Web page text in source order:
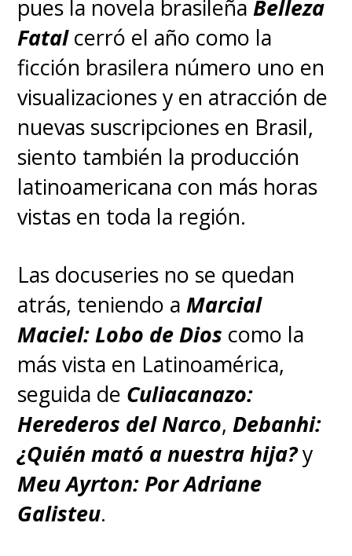
pues la novela brasileñaBelleza
Fatal cerró el año como la
ficción brasilera número uno en
visualizaciones y en atracción de
nuevas suscripciones en Brasil,
siento también la producción
latinoamericana con más horas
vistas en toda la región.
Las docuseries no se quedan
atrás, teniendo a Marcial
Maciel: Lobo de Dios como la
más vista en Latinoamérica,
seguida de Culiacanazo:
Herederos del Narco,Debanhi:
¿Quién mató a nuestra hija?y
Meu Ayrton: Por Adriane
Galisteu.